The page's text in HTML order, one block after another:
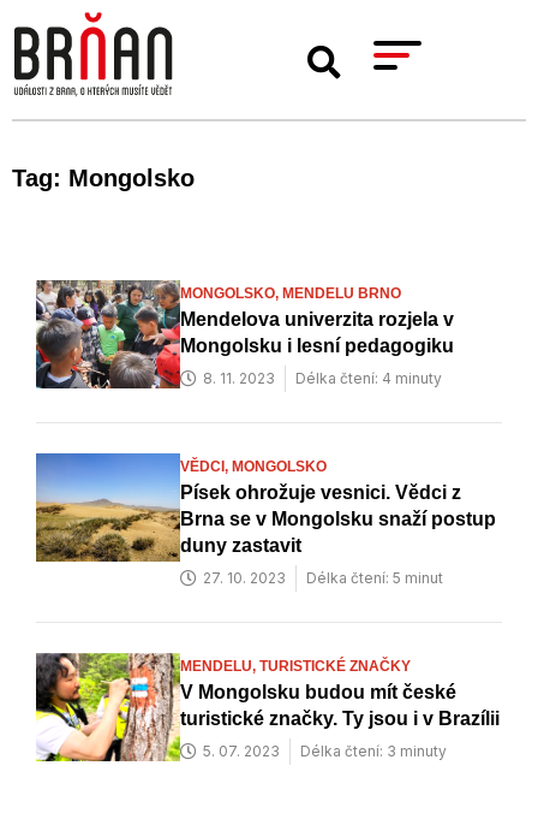
Tag: Mongolsko
MONGOLSKO, MENDELU BRNO
Mendelova univerzita rozjela v
Mongolsku i lesní pedagogiku
8. 11. 2023 Délka čtení: 4 minuty
VĚDCI, MONGOLSKO
Písek ohrožuje vesnici. Vědci z
Brna se v Mongolsku snaží postup
duny zastavit
27. 10. 2023 Délka čtení: 5 minut
MENDELU, TURISTICKÉ ZNAČKY
V Mongolsku budou mít české
turistické značky. Ty jsou i v Brazílii
5. 07. 2023 Délka čtení: 3 minuty